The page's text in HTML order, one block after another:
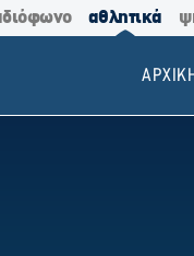
αθλητικά
ΑΡΧΙΚΗ